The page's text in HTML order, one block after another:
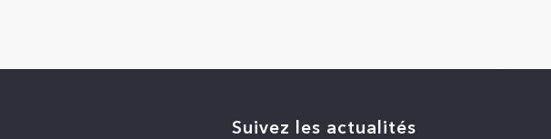
Suivez les actualités